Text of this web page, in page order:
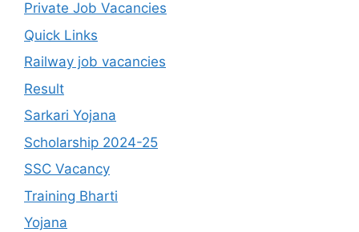
Private Job Vacancies
Quick Links
Railway job vacancies
Result
Sarkari Yojana
Scholarship 2024-25
SSC Vacancy
Training Bharti
Yojana